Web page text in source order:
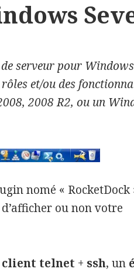
serveur pour
et/ou des
2008 R2, ou un
nomé « RocketDock
ou non votre
client telnet + ssh, un